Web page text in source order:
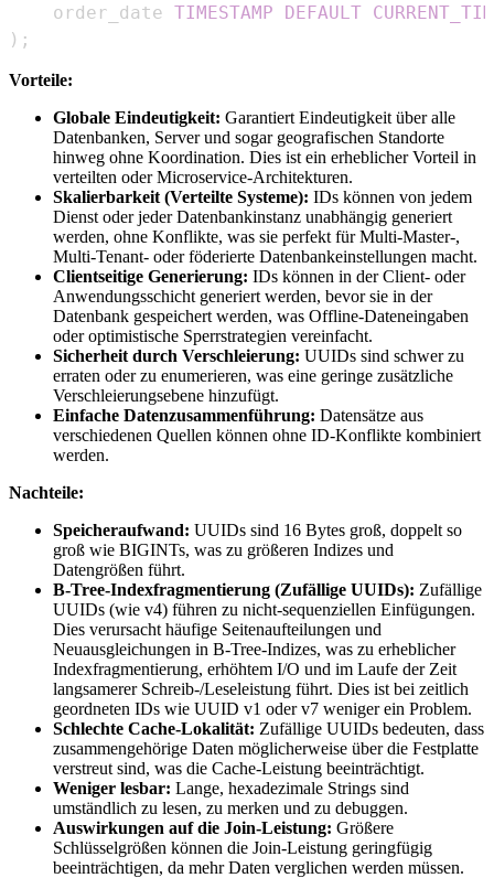
    order_date
TIMESTAMP DEFAULT
) ;
Vorteile:
Globale Eindeutigkeit: Garantiert Eindeutigkeit über alle
Datenbanken, Server und sogar geografischen Standorte
hinweg ohne Koordination. Dies ist ein erheblicher Vorteil in
verteilten oder Microservice-Architekturen.
Skalierbarkeit (Verteilte Systeme): IDs können von jedem
Dienst oder jeder Datenbankinstanz unabhängig generiert
werden, ohne Konflikte, was sie perfekt für Multi-Master-,
Multi-Tenant- oder föderierte Datenbankeinstellungen macht.
Clientseitige Generierung: IDs können in der Client- oder
Anwendungsschicht generiert werden, bevor sie in der
Datenbank gespeichert werden, was Offline-Dateneingaben
oder optimistische Sperrstrategien vereinfacht.
Sicherheit durch Verschleierung: UUIDs sind schwer zu
erraten oder zu enumerieren, was eine geringe zusätzliche
Verschleierungsebene hinzufügt.
Einfache Datenzusammenführung: Datensätze aus
verschiedenen Quellen können ohne ID-Konflikte kombiniert
werden.
Nachteile:
Speicheraufwand: UUIDs sind 16 Bytes groß, doppelt so
groß wie BIGINTs, was zu größeren Indizes und
Datengrößen führt.
B-Tree-Indexfragmentierung (Zufällige UUIDs): Zufällige
UUIDs (wie v4) führen zu nicht-sequenziellen Einfügungen.
Dies verursacht häufige Seitenaufteilungen und
Neuausgleichungen in B-Tree-Indizes, was zu erheblicher
Indexfragmentierung, erhöhtem I/O und im Laufe der Zeit
langsamerer Schreib-/Leseleistung führt. Dies ist bei zeitlich
geordneten IDs wie UUID v1 oder v7 weniger ein Problem.
Schlechte Cache-Lokalität: Zufällige UUIDs bedeuten, dass
zusammengehörige Daten möglicherweise über die Festplatte
verstreut sind, was die Cache-Leistung beeinträchtigt.
Weniger lesbar: Lange, hexadezimale Strings sind
umständlich zu lesen, zu merken und zu debuggen.
Auswirkungen auf die Join-Leistung: Größere
Schlüsselgrößen können die Join-Leistung geringfügig
beeinträchtigen, da mehr Daten verglichen werden müssen.